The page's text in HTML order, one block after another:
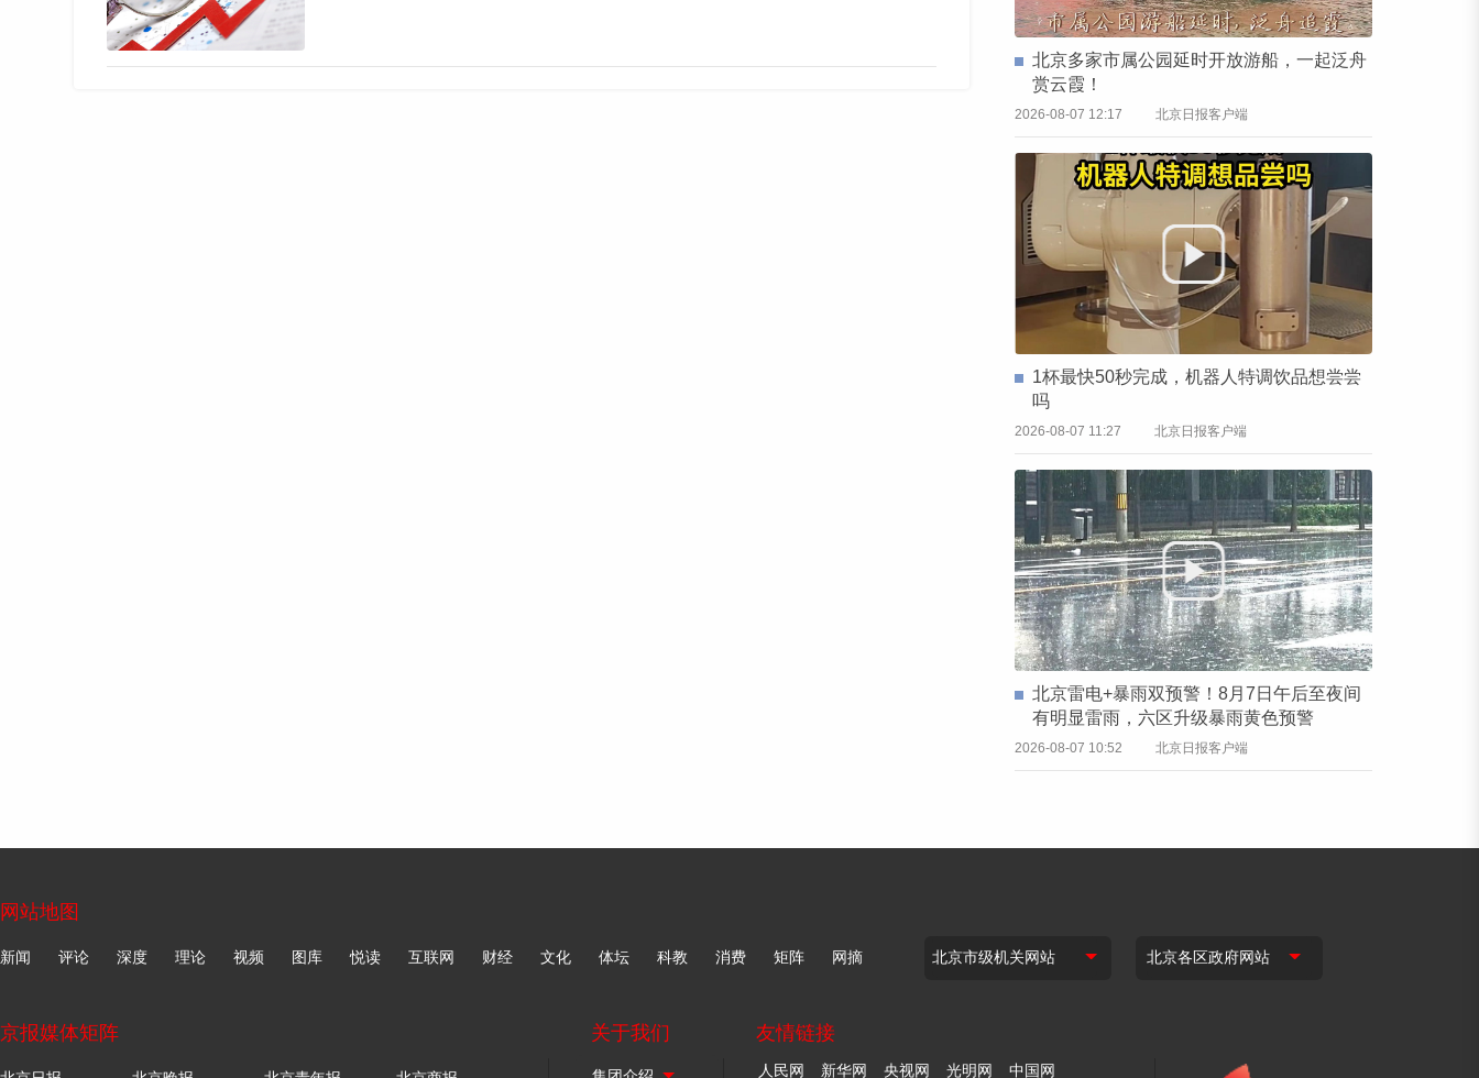
北京多家市属公园延时开放游船，一起泛舟
赏云霞！
2026-08-07 12:17 北京日报客户端
1杯最快50秒完成，机器人特调饮品想尝尝
吗
2026-08-07 11:27 北京日报客户端
北京雷电+暴雨双预警！8月7日午后至夜间
有明显雷雨，六区升级暴雨黄色预警
2026-08-07 10:52 北京日报客户端
网站地图
新闻 评论 深度 理论 视频 图库 悦读 互联网 财经 文化 体坛 科教 消费 矩阵 网摘
京报媒体矩阵 关于我们 友情链接
人民网 新华网 央视网 光明网 中国网